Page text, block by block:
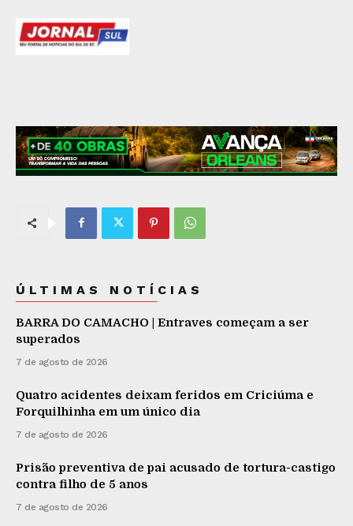
ÚLTIMAS NOTÍCIAS
BARRA DO CAMACHO | Entraves começam a ser
superados
7 de agosto de 2026
Quatro acidentes deixam feridos em Criciúma e
Forquilhinha em um único dia
7 de agosto de 2026
Prisão preventiva de pai acusado de tortura-castigo
contra filho de 5 anos
7 de agosto de 2026